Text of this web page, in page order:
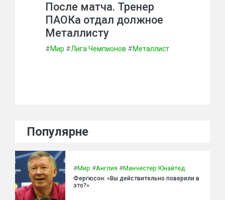
После матча. Тренер
ПАОКа отдал должное
Металлисту
#Мир #Лига Чемпионов #Металлист
Популярне
#Мир #Англия #Манчестер Юнайтед
Фергюсон: «Вы действительно поверили в
это?»